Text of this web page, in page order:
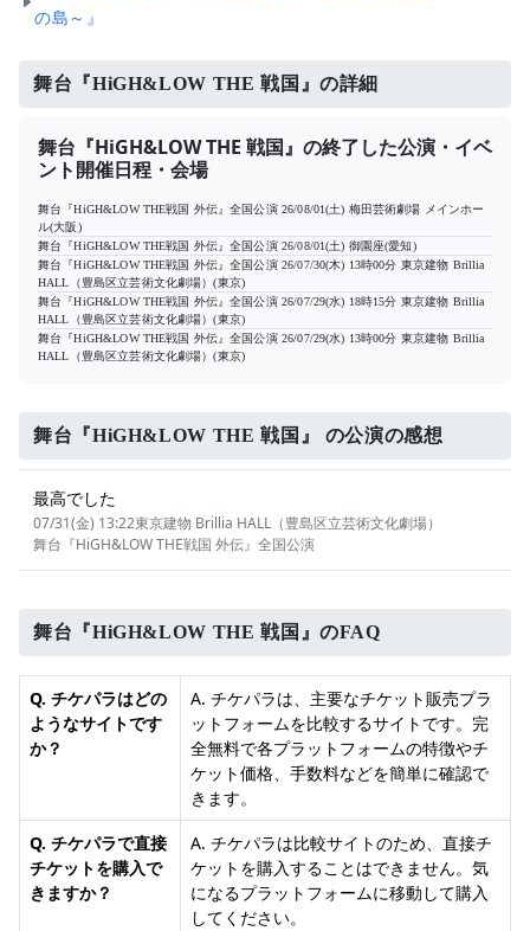
の島～』
舞台『HiGH&LOW THE 戦国』の詳細
舞台『HiGH&LOW THE 戦国』の終了した公演・イベ
ント開催日程・会場
舞台『HiGH&LOW THE戦国 外伝』全国公演 26/08/01(土) 梅田芸術劇場 メインホー
ル(大阪)
舞台『HiGH&LOW THE戦国 外伝』全国公演 26/08/01(土) 御園座(愛知)
舞台『HiGH&LOW THE戦国 外伝』全国公演 26/07/30(木) 13時00分 東京建物 Brillia
HALL（豊島区立芸術文化劇場）(東京)
舞台『HiGH&LOW THE戦国 外伝』全国公演 26/07/29(水) 18時15分 東京建物 Brillia
HALL（豊島区立芸術文化劇場）(東京)
舞台『HiGH&LOW THE戦国 外伝』全国公演 26/07/29(水) 13時00分 東京建物 Brillia
HALL（豊島区立芸術文化劇場）(東京)
舞台『HiGH&LOW THE 戦国』 の公演の感想
最高でした
07/31(金) 13:22東京建物 Brillia HALL（豊島区立芸術文化劇場）
舞台『HiGH&LOW THE戦国 外伝』全国公演
舞台『HiGH&LOW THE 戦国』のFAQ
Q. チケパラはどの
ようなサイトです
か？
A. チケパラは、主要なチケット販売プラ
ットフォームを比較するサイトです。完
全無料で各プラットフォームの特徴やチ
ケット価格、手数料などを簡単に確認で
きます。
Q. チケパラで直接
チケットを購入で
きますか？
A. チケパラは比較サイトのため、直接チ
ケットを購入することはできません。気
になるプラットフォームに移動して購入
してください。